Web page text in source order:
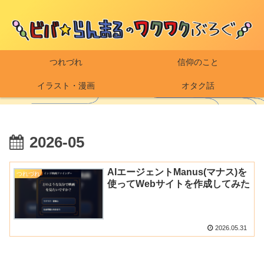
つれづれ 信仰のこと
イラスト・漫画 オタク話
2026-05
つれづれ
AIエージェントManus(マナス)を
使ってWebサイトを作成してみた
2026.05.31